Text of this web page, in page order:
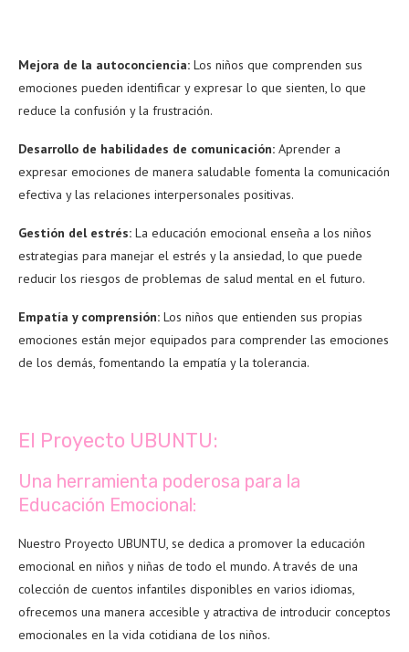
Mejora de la autoconciencia: Los niños que comprenden sus
emociones pueden identificar y expresar lo que sienten, lo que
reduce la confusión y la frustración.
Desarrollo de habilidades de comunicación: Aprender a
expresar emociones de manera saludable fomenta la comunicación
efectiva y las relaciones interpersonales positivas.
Gestión del estrés: La educación emocional enseña a los niños
estrategias para manejar el estrés y la ansiedad, lo que puede
reducir los riesgos de problemas de salud mental en el futuro.
Empatía y comprensión: Los niños que entienden sus propias
emociones están mejor equipados para comprender las emociones
de los demás, fomentando la empatía y la tolerancia.
El Proyecto UBUNTU:
Una herramienta poderosa para la
Educación Emocional:
Nuestro Proyecto UBUNTU, se dedica a promover la educación
emocional en niños y niñas de todo el mundo. A través de una
colección de cuentos infantiles disponibles en varios idiomas,
ofrecemos una manera accesible y atractiva de introducir conceptos
emocionales en la vida cotidiana de los niños.